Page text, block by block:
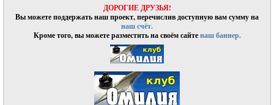
ДОРОГИЕ ДРУЗЬЯ!
Вы можете поддержать наш проект, перечислив доступную вам сумму на
наш счёт.
Кроме того, вы можете разместить на своём сайтенаш баннер.